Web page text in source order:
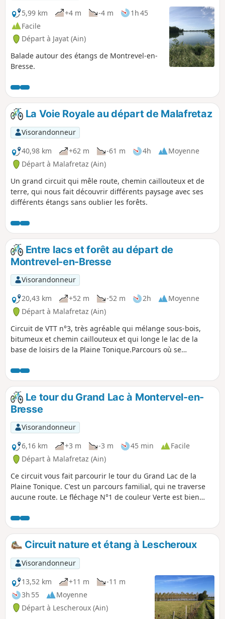
5,99 km
+4 m -4 m
1h 45
Facile
Départ à Jayat (Ain)
Balade autour des étangs de Montrevel-en-
Bresse.
La Voie Royale au départ de Malafretaz
Visorandonneur
40,98 km
+62 m -61 m 4h
Moyenne
Départ à Malafretaz (Ain)
Un grand circuit qui mêle route, chemin caillouteux et de
terre, qui nous fait découvrir différents paysage avec ses
différents étangs sans oublier les forêts.
Entre lacs et forêt au départ de
Montrevel-en-Bresse
Visorandonneur
20,43 km
+52 m -52 m 2h
Moyenne
Départ à Malafretaz (Ain)
Circuit de VTT n°3, très agréable qui mélange sous-bois,
bitumeux et chemin caillouteux et qui longe le lac de la
base de loisirs de la Plaine Tonique.Parcours où se
certaines portions.
Le tour du Grand Lac à Montervel-en-
Bresse
Visorandonneur
6,16 km
+3 m -3 m 45 min
Facile
Départ à Malafretaz (Ain)
Ce circuit vous fait parcourir le tour du Grand Lac de la
Plaine Tonique. C'est un parcours familial, qui ne traverse
aucune route. Le fléchage N°1 de couleur Verte est bien
Circuit nature et étang à Lescheroux
Visorandonneur
13,52 km
+11 m
-11 m
3h 55
Moyenne
Départ à Lescheroux (Ain)